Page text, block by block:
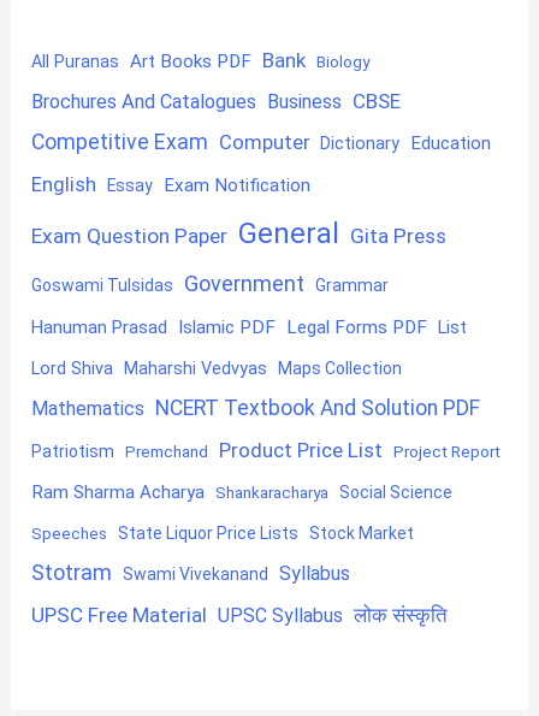
All Puranas Art Books PDF Bank Biology
Brochures And Catalogues Business CBSE
Competitive Exam Computer Dictionary Education
English Essay Exam Notification
Exam Question Paper General Gita Press
Goswami Tulsidas Government Grammar
Hanuman Prasad Islamic PDF Legal Forms PDF List
Lord Shiva Maharshi Vedvyas Maps Collection
Mathematics NCERT Textbook And Solution PDF
Patriotism Premchand Product Price List Project Report
Ram Sharma Acharya Shankaracharya Social Science
Speeches State Liquor Price Lists Stock Market
Stotram Swami Vivekanand Syllabus
UPSC Free Material UPSC Syllabus लोक संस्कृति